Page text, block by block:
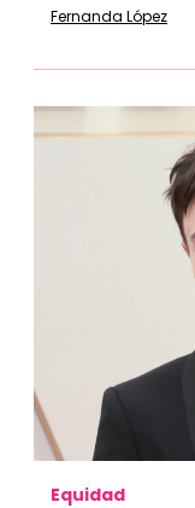
Fernanda López
Equidad